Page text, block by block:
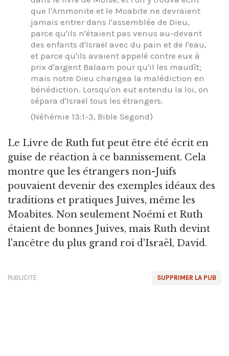
que l'Ammonite et le Moabite ne devraient
jamais entrer dans l'assemblée de Dieu,
parce qu'ils n'étaient pas venus au-devant
des enfants d'Israël avec du pain et de l'eau,
et parce qu'ils avaient appelé contre eux à
prix d'argent Balaam pour qu'il les maudît;
mais notre Dieu changea la malédiction en
bénédiction. Lorsqu'on eut entendu la loi, on
sépara d'Israël tous les étrangers.
(Néhémie 13:1-3, Bible Segond)
Le Livre de Ruth fut peut être été écrit en
guise de réaction à ce bannissement. Cela
montre que les étrangers non-Juifs
pouvaient devenir des exemples idéaux des
traditions et pratiques Juives, même les
Moabites. Non seulement Noémi et Ruth
étaient de bonnes Juives, mais Ruth devint
l'ancêtre du plus grand roi d'Israël, David.
SUPPRIMER LA PUB
PUBLICITÉ